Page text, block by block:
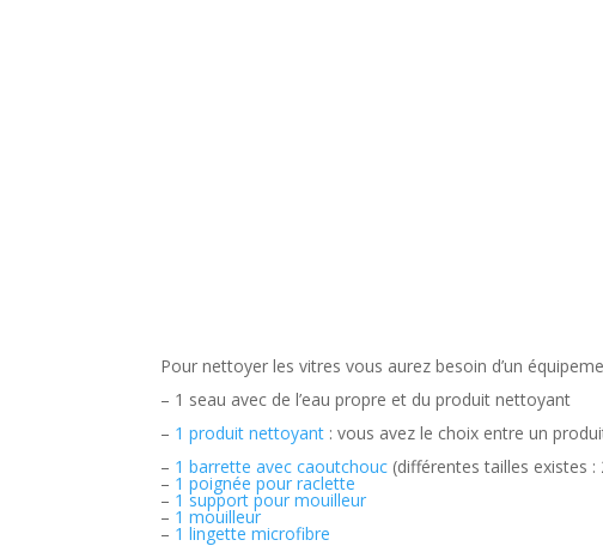
Pour nettoyer les vitres vous aurez besoin d’un
– 1 seau avec de l’eau propre et du produit nettoyant
– 1 produit nettoyant : vous avez le choix entre un
– 1 barrette avec caoutchouc (différentes tailles existes
– 1 poignée pour raclette
– 1 support pour mouilleur
– 1 mouilleur
– 1 lingette microfibre